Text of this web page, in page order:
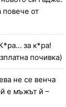
от
за к*ра!
почивка)
не се венча
е мъжът й –